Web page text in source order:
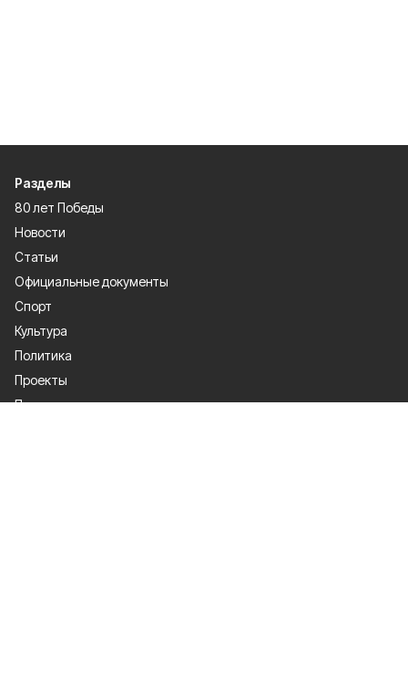
Разделы
80 лет Победы
Новости
Статьи
Официальные документы
Спорт
Культура
Политика
Проекты
Происшествия